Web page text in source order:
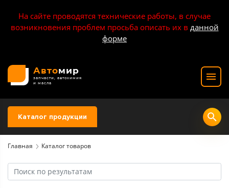
На сайте проводятся технические работы, в случае
возникновения проблем просьба описать их в данной
форме
Автомир
запчасти, автохимия
и масла
Каталог продукции
Главная Каталог товаров